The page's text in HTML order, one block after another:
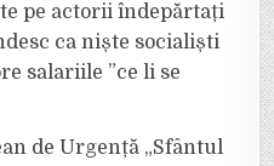
pe actorii îndepărtați
ca niște socialiști
salariile ”ce li se
de Urgență „Sfântul